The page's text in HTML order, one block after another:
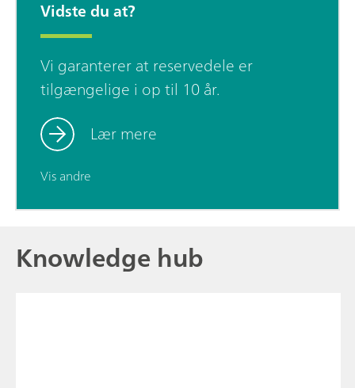
Vidste du at?
Vi garanterer at reservedele er
tilgængelige i op til 10 år.
Lær mere
Vis andre
Knowledge hub